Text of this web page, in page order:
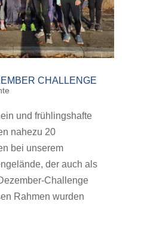
CHALLENGE
und frühlingshafte
nahezu 20
bei unserem
der auch als
Challenge
Rahmen wurden